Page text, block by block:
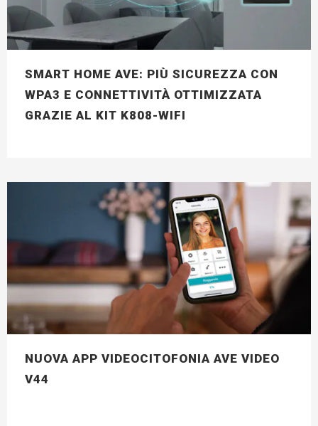
SMART HOME AVE: PIÙ SICUREZZA CON
WPA3 E CONNETTIVITÀ OTTIMIZZATA
GRAZIE AL KIT K808-WIFI
NUOVA APP VIDEOCITOFONIA AVE VIDEO
V44